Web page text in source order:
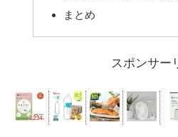
まとめ
スポンサー